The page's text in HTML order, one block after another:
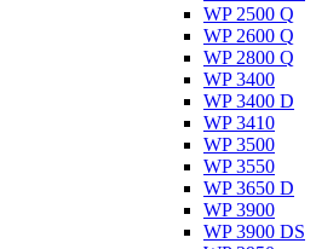
WP 2500 Q
WP 2600 Q
WP 2800 Q
WP 3400
WP 3400 D
WP 3410
WP 3500
WP 3550
WP 3650 D
WP 3900
WP 3900 DS